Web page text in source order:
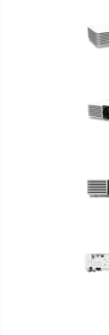
Table/Display-
Table
Suporti/
Imprimante si
Imprimante 3D
Camere